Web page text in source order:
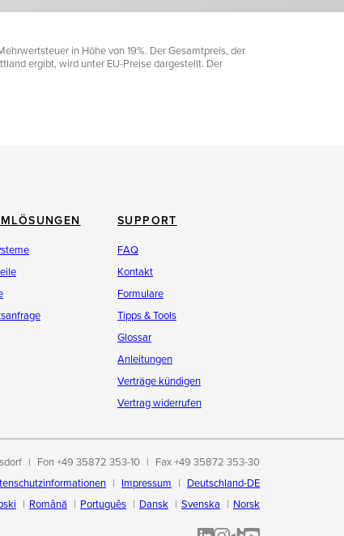
in Höhe von 19%. Der Gesamtpreis, der
ergibt, wird unter EU-Preise dargestellt. Der
SUPPORT
FAQ
Kontakt
Formulare
Tipps & Tools
Glossar
Anleitungen
Verträge kündigen
Vertrag widerrufen
Fon +49 35872 353-10
Fax +49 35872 353-30
Impressum
Deutschland-DE
Română Português Dansk Svenska Norsk